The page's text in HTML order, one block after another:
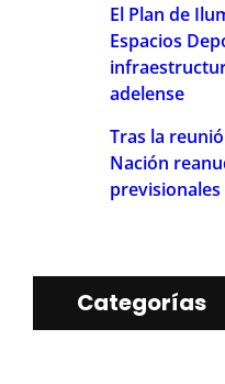
El Plan de
Espacios
adelense
Tras la
Nación
previsionales
Categorías